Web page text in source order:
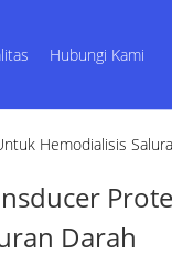
Hubungi Kami
Hemodialisis
Darah